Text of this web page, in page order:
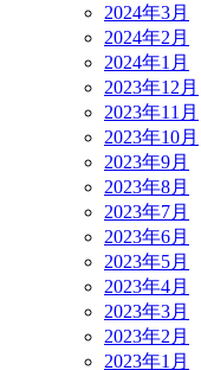
2024年3月
2024年2月
2024年1月
2023年12月
2023年11月
2023年10月
2023年9月
2023年8月
2023年7月
2023年6月
2023年5月
2023年4月
2023年3月
2023年2月
2023年1月